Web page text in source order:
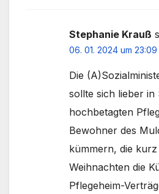
Stephanie Krauß
06. 01. 2024 um 23:09
Die
sollte sich lieber in
hochbetagten
Bewohner des
kümmern, die
Weihnachten die
Pflegeheim-